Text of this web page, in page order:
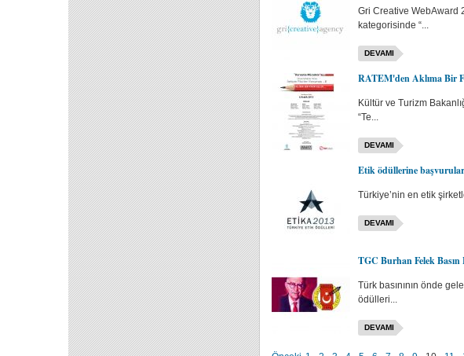
Gri Creative WebAward
kategorisinde “...
DEVAMI
RATEM'den Aklıma Bir
Kültür ve Turizm
“Te...
DEVAMI
Etik ödüllerine
Türkiye’nin en etik
DEVAMI
TGC Burhan Felek
Türk basınının önde
ödülleri...
DEVAMI